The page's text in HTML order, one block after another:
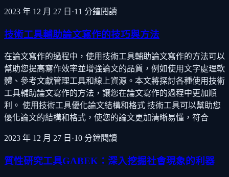
2023 年 12 月 27 日 ·11 分鐘閱讀
技術工具輔助論文寫作的技巧與方法
在論文寫作的過程中，使用技術工具輔助論文寫作的方法可以
幫助您提高寫作效率並增強論文的品質，例如使用文字處理軟
體、參考文獻管理工具和線上資源。本文將探討各種使用技術
工具輔助論文寫作的方法，讓您在論文寫作的過程中更加順
利。 使用技術工具優化論文結構和格式 技術工具可以幫助您
優化論文的結構和格式，使您的論文更加清晰易懂，符合
2023 年 12 月 27 日 ·10 分鐘閱讀
質性研究工具GABEK：深入挖掘社會現象的利器